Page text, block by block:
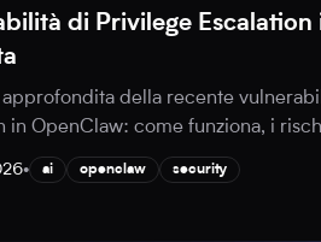
di Privilege Escalation
approfondita della recente
in OpenClaw: come funziona, i
• ai openclaw security